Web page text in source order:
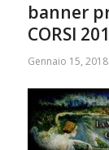
banner
CORSI
Gennaio 15, 2018